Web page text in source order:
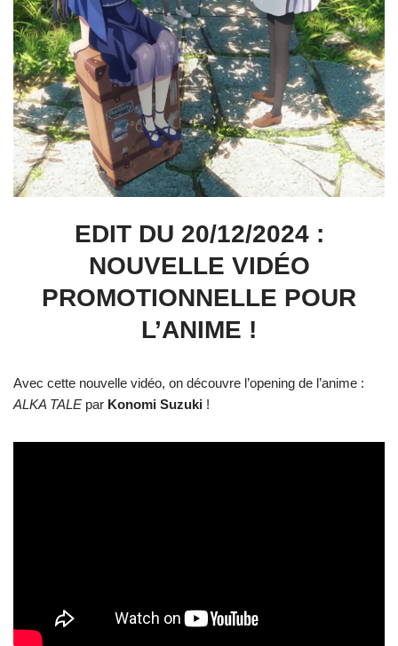
EDIT DU 20/12/2024 :
NOUVELLE VIDÉO
PROMOTIONNELLE POUR
L’ANIME !
Avec cette nouvelle vidéo, on découvre l’opening de l’anime :
ALKA TALE par Konomi Suzuki !